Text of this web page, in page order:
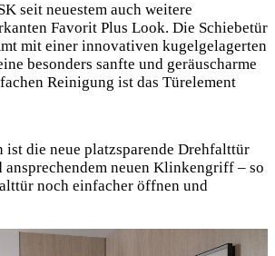
seit neuestem auch weitere
Favorit Plus Look. Die Schiebetür
mit einer innovativen kugelgelagerten
besonders sanfte und geräuscharme
Reinigung ist das Türelement
ist die neue platzsparende Drehfalttür
ansprechendem neuen Klinkengriff – so
noch einfacher öffnen und